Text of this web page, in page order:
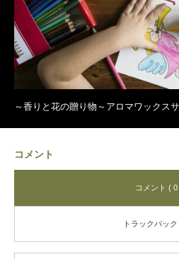
～香りと花の贈り物～アロマワックス
コメント
コメント ( 0
トラックバッ